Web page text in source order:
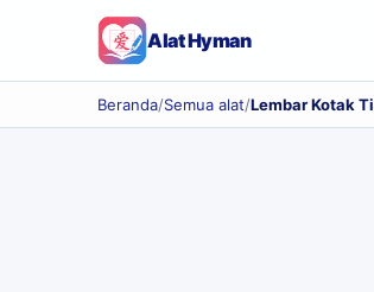
Alat Hyman
Beranda/Semua alat/Lembar Kotak